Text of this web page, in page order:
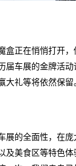
盒正在悄悄打开
届车展的金牌活
礼等将依然保留
展的全面性，在
及美食区等特色